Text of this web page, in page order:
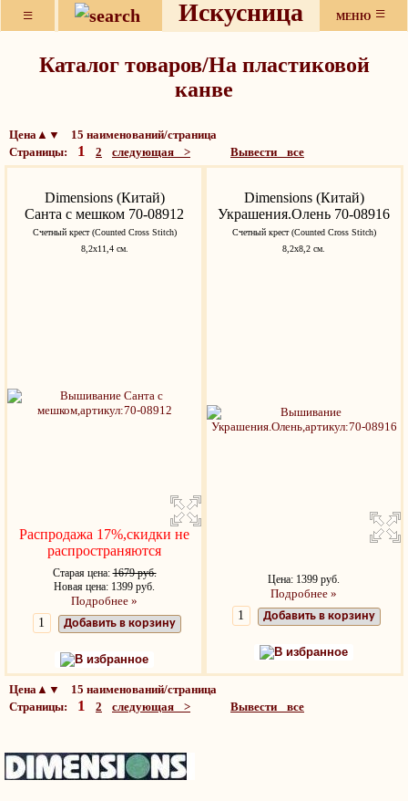
≡ Искусница МЕНЮ ≡
Каталог товаров/На пластиковой
канве
Цена▲▼ 15 наименований/страница
Страницы: 1 2 следующая > Вывести все
Dimensions (Китай)
Санта с мешком 70-08912
Счетный крест (Counted Cross Stitch)
8,2х11,4 см.
Распродажа 17%,скидки не
распространяются
Старая цена:1679 руб.
Новая цена: 1399 руб.
Подробнее »
Добавить в корзину
В избранное
Dimensions (Китай)
Украшения.Олень 70-08916
Счетный крест (Counted Cross Stitch)
8,2х8,2 см.
Цена: 1399 руб.
Подробнее »
Добавить в корзину
В избранное
Цена▲▼ 15 наименований/страница
Страницы: 1 2 следующая > Вывести все